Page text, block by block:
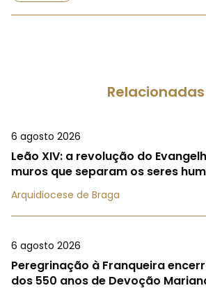
Relacionadas
6 agosto 2026
Leão XIV: a revolução do
muros que separam os seres
Arquidiocese de Braga
6 agosto 2026
Peregrinação à Franqueira
dos 550 anos de Devoção